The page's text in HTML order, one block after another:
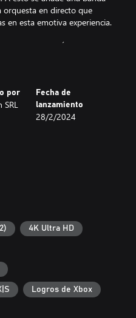
orquesta en directo que
en esta emotiva experiencia.
DE FANTASÍA
ocultas, atraviesa
uno a un hermano.
está lleno de detalles
los buscan. Además de
versión añade nuevos
por
SRL
Fecha de
lanzamiento
28/2/2024
4K Ultra HD
Logros de Xbox